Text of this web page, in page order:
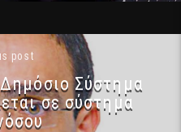
post
Σύστημα
σε σύστημα